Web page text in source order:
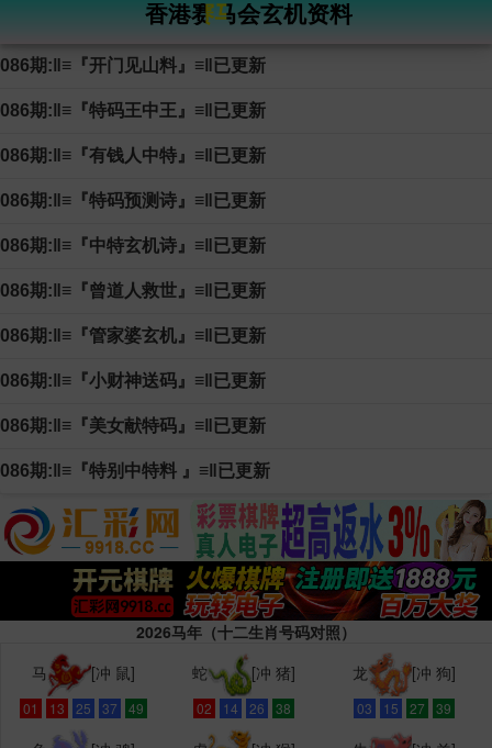
香港赛马会玄机资料
086期:‖≡『开门见山料』≡‖已更新
086期:‖≡『特码王中王』≡‖已更新
086期:‖≡『有钱人中特』≡‖已更新
086期:‖≡『特码预测诗』≡‖已更新
086期:‖≡『中特玄机诗』≡‖已更新
086期:‖≡『曾道人救世』≡‖已更新
086期:‖≡『管家婆玄机』≡‖已更新
086期:‖≡『小财神送码』≡‖已更新
086期:‖≡『美女献特码』≡‖已更新
086期:‖≡『特别中特料 』≡‖已更新